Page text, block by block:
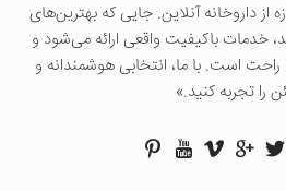
از داروخانه آنلاین. جایی که بهترین‌های
خدمات باکیفیت واقعی ارائه می‌شود و
است. با ما، انتخابی هوشمندانه و
را تجربه کنید.»